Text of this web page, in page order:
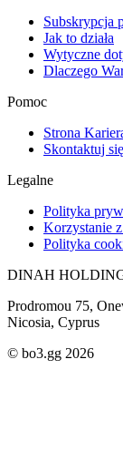
Subskrypcja
Jak to działa
Wytyczne
Dlaczego
Pomoc
Strona
Skontaktuj
Legalne
Polityka
Korzystanie z
Polityka
DINAH
Prodromou 75,
Nicosia, Cyprus
© bo3.gg 2026